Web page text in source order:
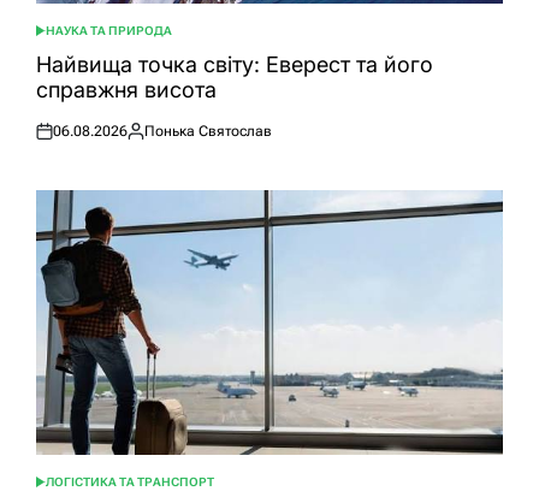
ОПУБЛІКУВАТИ
У
НАУКА ТА ПРИРОДА
Найвища точка світу: Еверест та його
справжня висота
Оприлюднено
06.08.2026
Опубліковано
Понька Святослав
ОПУБЛІКУВАТИ
ЛОГІСТИКА ТА ТРАНСПОРТ